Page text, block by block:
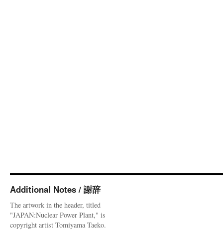
Additional Notes / 謝辞
The artwork in the header, titled
"JAPAN:Nuclear Power Plant," is
copyright artist Tomiyama Taeko.